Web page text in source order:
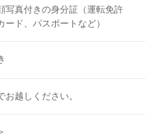
写真付きの身分証（運転免許
ド、パスポートなど）
越しください。